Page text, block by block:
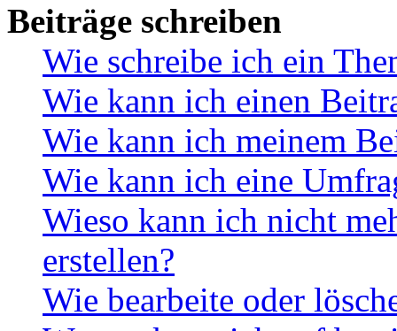
Beiträge schreiben
Wie schreibe ich ein
Wie kann ich einen
Wie kann ich meinem
Wie kann ich eine
Wieso kann ich nicht
erstellen?
Wie bearbeite oder